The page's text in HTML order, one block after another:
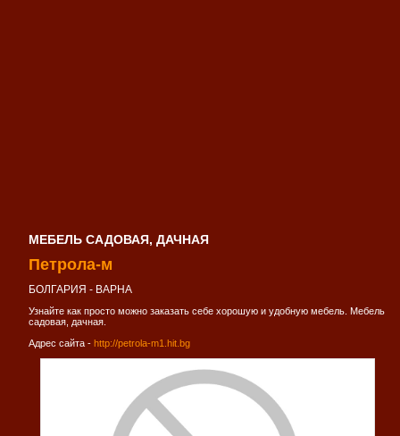
МЕБЕЛЬ САДОВАЯ, ДАЧНАЯ
Петрола-м
БОЛГАРИЯ - ВАРНА
Узнайте как просто можно заказать себе хорошую и удобную мебель. Мебель
садовая, дачная.
Адрес сайта - http://petrola-m1.hit.bg